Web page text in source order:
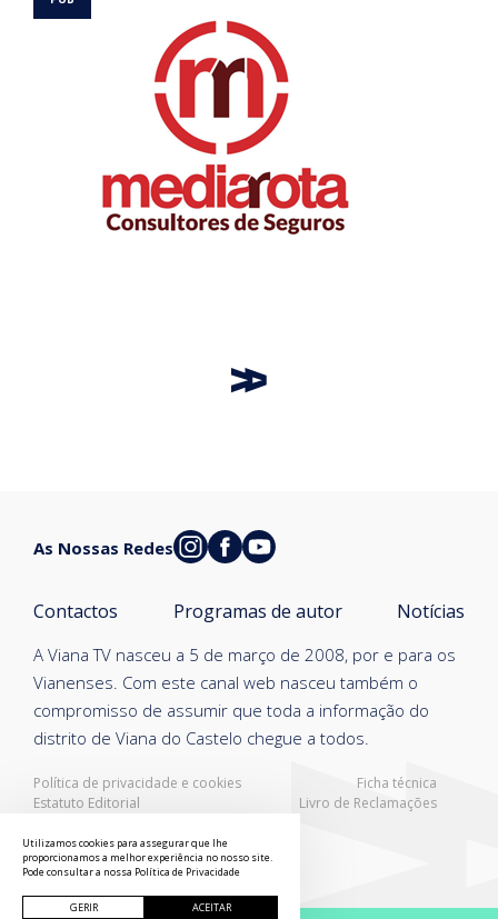
Política de privacidade e cookies
Ficha técnica
Estatuto Editorial
Livro de Reclamações
A Viana TV nasceu a 5 de março de 2008, por e para os
Vianenses. Com este canal web nasceu também o
compromisso de assumir que toda a informação do
distrito de Viana do Castelo chegue a todos.
Contactos Programas de autor Notícias
As Nossas Redes
Utilizamos cookies para assegurar que lhe
proporcionamos a melhor experiência no nosso site.
Pode consultar a nossa Política de Privacidade
GERIR ACEITAR